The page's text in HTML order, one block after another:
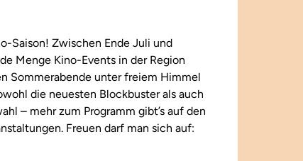
Saison! Zwischen Ende Juli und
Menge Kino-Events in der Region
Sommerabende unter freiem Himmel
die neuesten Blockbuster als auch
– mehr zum Programm gibt’s auf den
Freuen darf man sich auf: